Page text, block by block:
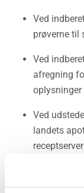
Ved
prøverne til
Ved
afregning
Ved
landets
Ved